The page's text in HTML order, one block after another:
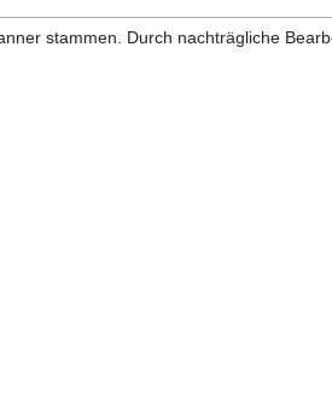
stammen. Durch nachträgliche